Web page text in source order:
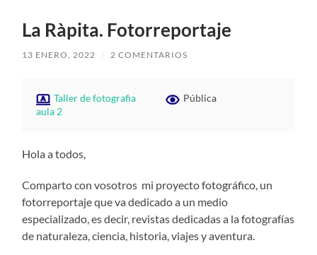
La Ràpita. Fotorreportaje
13 ENERO, 2022 / 2 COMENTARIOS
Taller de fotografia
aula 2
Pública
Hola a todos,
Comparto con vosotros mi proyecto fotográfico, un
fotorreportaje que va dedicado a un medio
especializado, es decir, revistas dedicadas a la fotografías
de naturaleza, ciencia, historia, viajes y aventura.